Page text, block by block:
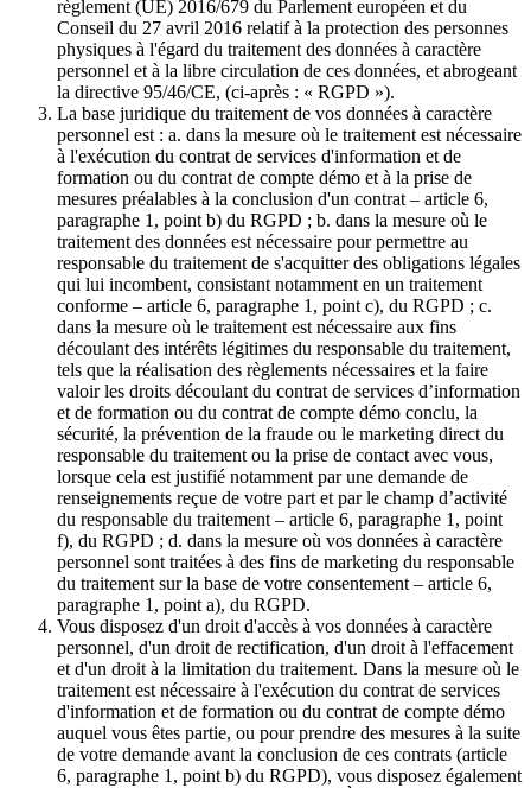
règlement (UE) 2016/679 du Parlement européen et du
Conseil du 27 avril 2016 relatif à la protection des personnes
physiques à l'égard du traitement des données à caractère
personnel et à la libre circulation de ces données, et abrogeant
la directive 95/46/CE, (ci-après : « RGPD »).
La base juridique du traitement de vos données à caractère
personnel est : a. dans la mesure où le traitement est nécessaire
à l'exécution du contrat de services d'information et de
formation ou du contrat de compte démo et à la prise de
mesures préalables à la conclusion d'un contrat – article 6,
paragraphe 1, point b) du RGPD ; b. dans la mesure où le
traitement des données est nécessaire pour permettre au
responsable du traitement de s'acquitter des obligations légales
qui lui incombent, consistant notamment en un traitement
conforme – article 6, paragraphe 1, point c), du RGPD ; c.
dans la mesure où le traitement est nécessaire aux fins
découlant des intérêts légitimes du responsable du traitement,
tels que la réalisation des règlements nécessaires et la faire
valoir les droits découlant du contrat de services d’information
et de formation ou du contrat de compte démo conclu, la
sécurité, la prévention de la fraude ou le marketing direct du
responsable du traitement ou la prise de contact avec vous,
lorsque cela est justifié notamment par une demande de
renseignements reçue de votre part et par le champ d’activité
du responsable du traitement – article 6, paragraphe 1, point
f), du RGPD ; d. dans la mesure où vos données à caractère
personnel sont traitées à des fins de marketing du responsable
du traitement sur la base de votre consentement – article 6,
paragraphe 1, point a), du RGPD.
Vous disposez d'un droit d'accès à vos données à caractère
personnel, d'un droit de rectification, d'un droit à l'effacement
et d'un droit à la limitation du traitement. Dans la mesure où le
traitement est nécessaire à l'exécution du contrat de services
d'information et de formation ou du contrat de compte démo
auquel vous êtes partie, ou pour prendre des mesures à la suite
de votre demande avant la conclusion de ces contrats (article
6, paragraphe 1, point b) du RGPD), vous disposez également